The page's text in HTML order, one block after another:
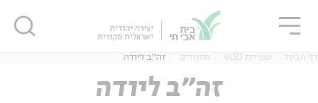
דף הבית ספריית VOD מיוחדים זה"ב ליודה
זה"ב ליודה
סגור